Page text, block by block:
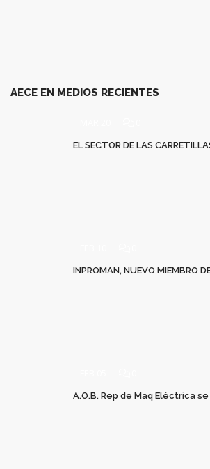
AECE EN MEDIOS RECIENTES
EL SECTOR DE LAS
INPROMAN, NUEVO MIEMBRO
A.O.B. Rep de Maq Eléctrica se